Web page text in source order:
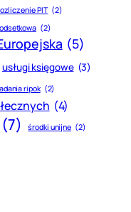
PIT (2)
(2)
(5)
usługi księgowe (3)
ripok (2)
(4)
(7) środki unijne (2)